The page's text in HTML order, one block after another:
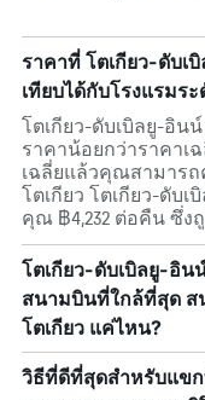
ราคาที่ โตเกียว-ดับเ
เทียบได้กับโรงแรมร
โตเกียว-ดับเบิลยู-อิน
ราคาน้อยกว่าราคาเ
เฉลี่ยแล้วคุณสามารถ
โตเกียว โตเกียว-ดับ
คุณ ฿4,232 ต่อคืน ซึ่ง
โตเกียว-ดับเบิลยู-อิน
สนามบินที่ใกล้ที่สุด ส
โตเกียว แค่ไหน?
วิธีที่ดีที่สุดสำหรับแข